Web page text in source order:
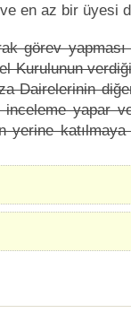
en az bir üyesi
görev
Kurulunun
Dairelerinin
yapar
yerine